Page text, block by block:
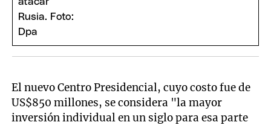
El nuevo Centro Presidencial, cuyo costo fue de
US$850 millones, se considera "la mayor
inversión individual en un siglo para esa parte